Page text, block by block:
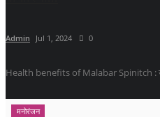
Admin Jul 1, 2024 0
Health benefits of Malabar Spinitch :
मनोरंजन